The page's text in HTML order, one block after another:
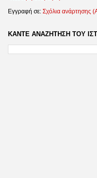
Εγγραφή σε: Σχόλια ανάρτησης
ΚΑΝΤΕ ΑΝΑΖΗΤΗΣΗ ΤΟΥ